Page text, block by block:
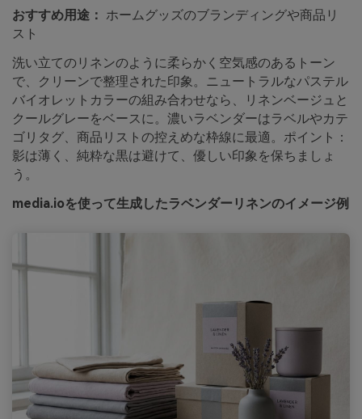
おすすめ用途： ホームグッズのブランディングや商品リ
スト
洗い立てのリネンのように柔らかく空気感のあるトーン
で、クリーンで整理された印象。ニュートラルなパステル
バイオレットカラーの組み合わせなら、リネンベージュと
クールグレーをベースに。濃いラベンダーはラベルやカテ
ゴリタグ、商品リストの控えめな枠線に最適。ポイント：
影は薄く、純粋な黒は避けて、優しい印象を保ちましょ
う。
media.ioを使って生成したラベンダーリネンのイメージ例